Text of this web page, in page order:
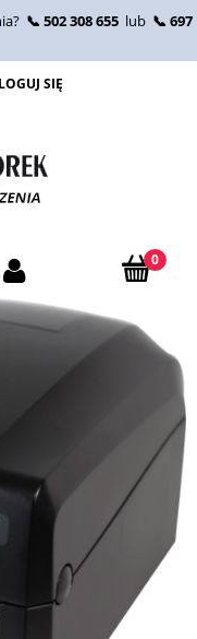
📞 502 308 655 lub 📞 697
SIĘ